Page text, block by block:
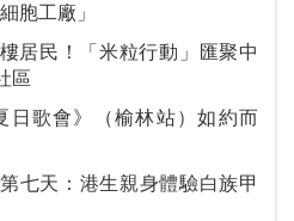
胞工廠」
居民！「米粒行動」匯聚中
區
日歌會》（榆林站）如約而
七天：港生親身體驗白族甲